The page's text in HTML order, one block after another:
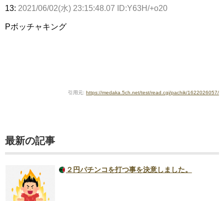
13: 2021/06/02(水) 23:15:48.07 ID:Y63H/+o20
Pボッチャキング
引用元: https://medaka.5ch.net/test/read.cgi/pachik/1622026057/
最新の記事
２円パチンコを打つ事を決意しました。